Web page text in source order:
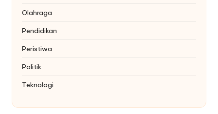
Olahraga
Pendidikan
Peristiwa
Politik
Teknologi